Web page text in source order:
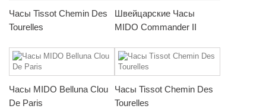
Часы Tissot Chemin Des
Tourelles
Швейцарские Часы
MIDO Commander II
Часы MIDO Belluna Clou
De Paris
Часы Tissot Chemin Des
Tourelles